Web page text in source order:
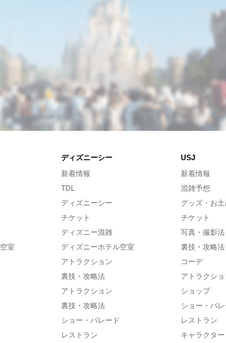
ディズニーシー
USJ
室
新着情報
TDL
ディズニーシー
チケット
ディズニー混雑
ディズニーホテル空室
アトラクション
裏技・攻略法
アトラクション
裏技・攻略法
ショー・パレード
レストラン
新着情報
混雑予想
グッズ・お
チケット
写真・撮影法
裏技・攻略法
コーデ
アトラクシ
ショップ
ショー・パ
レストラン
キャラクター